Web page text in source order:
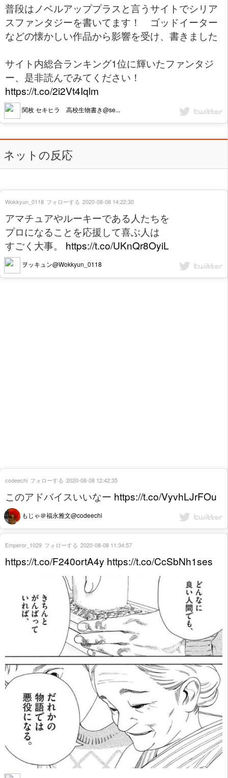
普段はノベルアッププラスと言うサイトでシリア
スファンタジーを書いてます！ ゴッドイーター
などの懐かしい作品から影響を受け、書きました
サイト内総合ランキング1位に輝いたファンタジ
ー、是非読んでみてください！
https://t.co/2i2Vt4Iqlm
関枚 セキヒラ 高校生物書き@se...
ネットの反応
アマチュアやルーキーである人たちを
プロになることを応援して喜ぶ人は
すごく大事。 https://t.co/UKnQr8OyiL
ヲッキュン@Wokkyun_0118
Wokkyun_0118 フォローする 2020-08-08 14:22:30
このアドバイスいいなー https://t.co/VyvhLJrFOu
もじゃ＠福永雅文@codeechi
codeechi フォローする 2020-08-08 12:42:35
https://t.co/F240ortA4y https://t.co/CcSbNh1ses
Emperor_1029 フォローする 2020-08-08 11:34:57